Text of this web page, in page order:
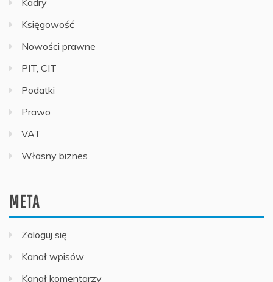
Kadry
Księgowość
Nowości prawne
PIT, CIT
Podatki
Prawo
VAT
Własny biznes
META
Zaloguj się
Kanał wpisów
Kanał komentarzy